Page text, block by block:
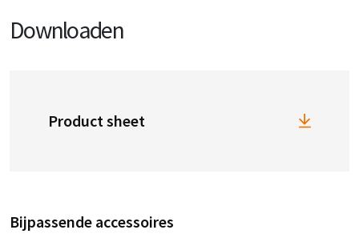
Downloaden
Product sheet
Bijpassende accessoires